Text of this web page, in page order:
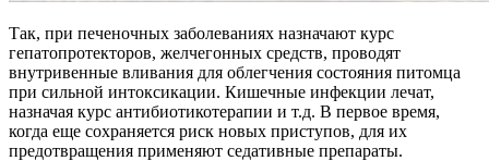
Так, при печеночных заболеваниях назначают курс
гепатопротекторов, желчегонных средств, проводят
внутривенные вливания для облегчения состояния питомца
при сильной интоксикации. Кишечные инфекции лечат,
назначая курс антибиотикотерапии и т.д. В первое время,
когда еще сохраняется риск новых приступов, для их
предотвращения применяют седативные препараты.